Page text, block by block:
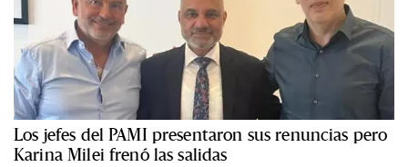
Los jefes del PAMI presentaron sus renuncias pero
Karina Milei frenó las salidas